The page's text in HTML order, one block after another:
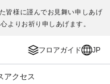
皆様に謹んでお見舞い申しあげ
よりお祈り申しあげます。
フロアガイド JP
アクセス